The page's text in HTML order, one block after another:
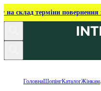
на склад терміни
ГоловнаШопінгКаталогЖінкам